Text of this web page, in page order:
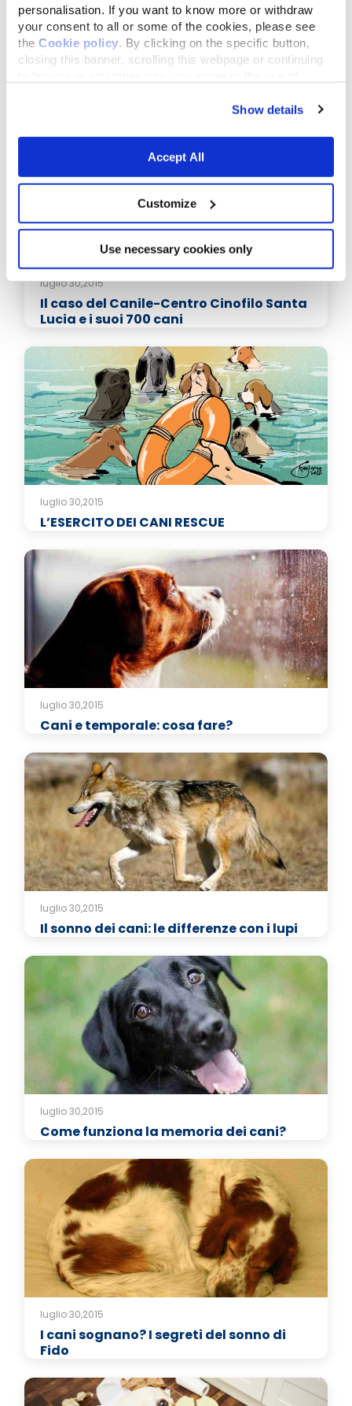
personalisation. If you want to know more or withdraw
your consent to all or some of the cookies, please see
the Cookie policy . By clicking on the specific button,
closing this banner, scrolling this webpage or continuing
Show details
Accept All
Customize
Use necessary cookies only
Articoli correlati
luglio 30,2015
Il caso del Canile-Centro Cinofilo Santa
Lucia e i suoi 700 cani
luglio 30,2015
L’ESERCITO DEI CANI RESCUE
luglio 30,2015
Cani e temporale: cosa fare?
luglio 30,2015
Il sonno dei cani: le differenze con i lupi
luglio 30,2015
Come funziona la memoria dei cani?
luglio 30,2015
I cani sognano? I segreti del sonno di
Fido